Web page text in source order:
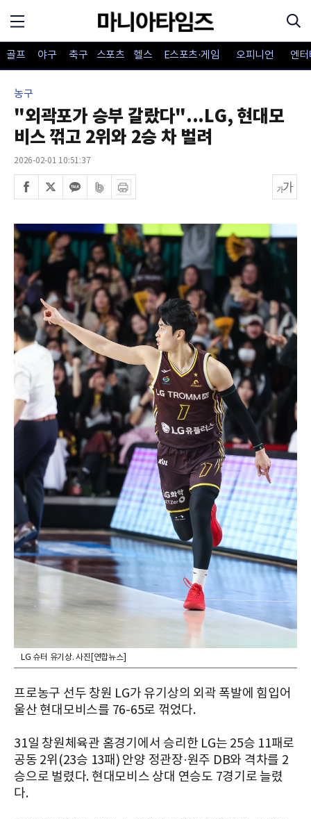
골프 야구 축구 스포츠 헬스 E스포츠·게임 오피니언 엔
농구
"외곽포가 승부 갈랐다"...LG, 현대모
비스 꺾고 2위와 2승 차 벌려
2026-02-01 10:51:37
LG 슈터 유기상. 사진[연합뉴스]
프로농구 선두 창원 LG가 유기상의 외곽 폭발에 힘입어
울산 현대모비스를 76-65로 꺾었다.
31일 창원체육관 홈경기에서 승리한 LG는 25승 11패로
공동 2위(23승 13패) 안양 정관장·원주 DB와 격차를 2
승으로 벌렸다. 현대모비스 상대 연승도 7경기로 늘렸
다.